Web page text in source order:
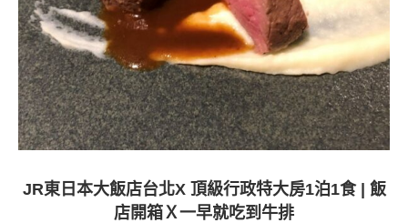
JR東日本大飯店台北X 頂級行政特大房1泊1食 | 飯
店開箱Ｘ一早就吃到牛排